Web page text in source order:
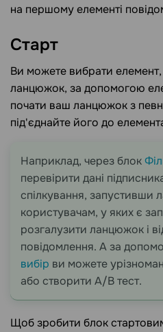
на першому елементі
Старт
Ви можете вибрати елемент,
ланцюжок, за допомогою
почати ваш ланцюжок з
під'єднайте його до
Наприклад, через блок
перевірити дані
спілкування, запустивши
користувачам, у яких є
розгалузити ланцюжок і
повідомлення. А за
вибір ви можете
або створити A/B тест.
Щоб зробити блок